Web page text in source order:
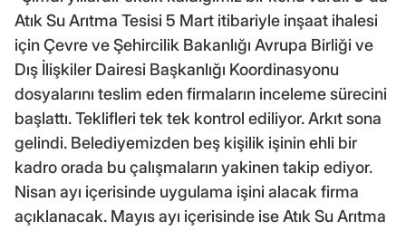
Atık Su Arıtma Tesisi 5 Mart itibariyle inşaat ihalesi
için Çevre ve Şehircilik Bakanlığı Avrupa Birliği ve
Dış İlişkiler Dairesi Başkanlığı Koordinasyonu
dosyalarını teslim eden firmaların inceleme sürecini
başlattı. Teklifleri tek tek kontrol ediliyor. Arkıt sona
gelindi. Belediyemizden beş kişilik işinin ehli bir
kadro orada bu çalışmaların yakinen takip ediyor.
Nisan ayı içerisinde uygulama işini alacak firma
açıklanacak. Mayıs ayı içerisinde ise Atık Su Arıtma